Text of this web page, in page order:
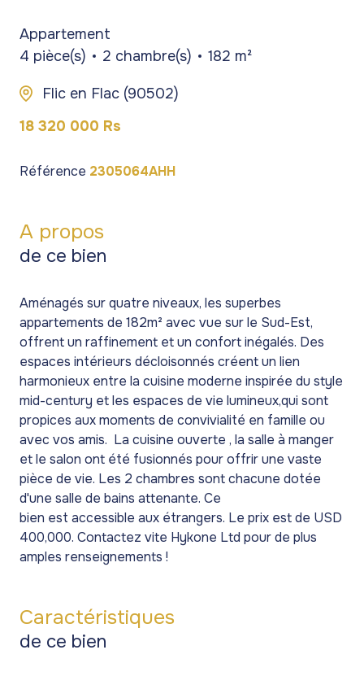
Appartement
4 pièce(s)
2 chambre(s) 182 m²
Flic en Flac (90502)
18 320 000 Rs
Référence 2305064AHH
A propos
de ce bien
Aménagés sur quatre niveaux, les superbes
appartements de 182m² avec vue sur le Sud-Est,
offrent un raffinement et un confort inégalés. Des
espaces intérieurs décloisonnés créent un lien
harmonieux entre la cuisine moderne inspirée du style
mid-century et les espaces de vie lumineux,qui sont
propices aux moments de convivialité en famille ou
avec vos amis. La cuisine ouverte , la salle à manger
et le salon ont été fusionnés pour offrir une vaste
pièce de vie. Les 2 chambres sont chacune dotée
d'une salle de bains attenante. Ce
bien est accessible aux étrangers. Le prix est de USD
400,000. Contactez vite Hykone Ltd pour de plus
amples renseignements !
Caractéristiques
de ce bien